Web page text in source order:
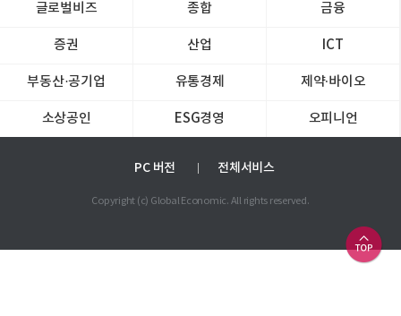
글로벌비즈 종합 금융
증권 산업 ICT
부동산·공기업 유통경제 제약∙바이오
소상공인 ESG경영 오피니언
PC 버전 전체서비스
Copyright (c) Global Economic. All rights reserved.